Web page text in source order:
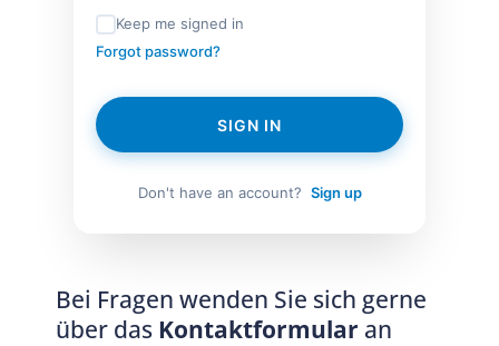
Keep me signed in
Forgot password?
SIGN IN
Don't have an account? Sign up
Bei Fragen wenden Sie sich gerne
über das Kontaktformular an